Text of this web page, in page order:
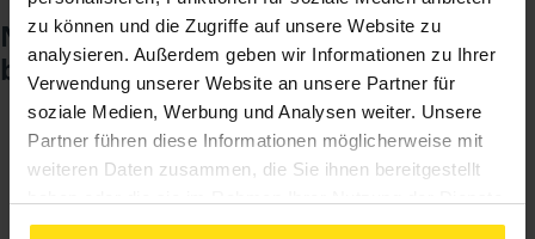
zu können und die Zugriffe auf unsere Website zu
analysieren. Außerdem geben wir Informationen zu Ihrer
Verwendung unserer Website an unsere Partner für
soziale Medien, Werbung und Analysen weiter. Unsere
Partner führen diese Informationen möglicherweise mit
weiteren Daten zusammen, die Sie ihnen bereitgestellt
gesammelt haben. Indem Sie auf Einverstanden klicken,
Noch keinen Zugang? So einfach
beantragen Sie ihn.
1
Sie teilen mir mit, dass Sie MeineVLH nutzen